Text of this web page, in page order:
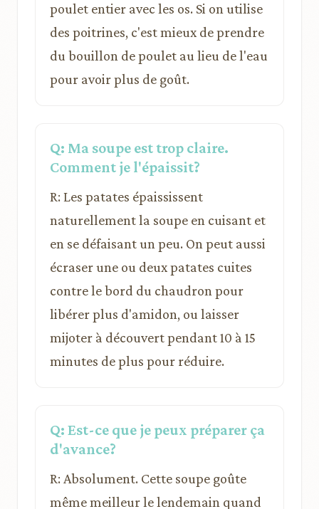
poulet entier avec les os. Si on utilise
des poitrines, c'est mieux de prendre
du bouillon de poulet au lieu de l'eau
pour avoir plus de goût.
Q: Ma soupe est trop claire.
Comment je l'épaissit?
R: Les patates épaississent
naturellement la soupe en cuisant et
en se défaisant un peu. On peut aussi
écraser une ou deux patates cuites
contre le bord du chaudron pour
libérer plus d'amidon, ou laisser
mijoter à découvert pendant 10 à 15
minutes de plus pour réduire.
Q: Est-ce que je peux préparer ça
d'avance?
R: Absolument. Cette soupe goûte
même meilleur le lendemain quand